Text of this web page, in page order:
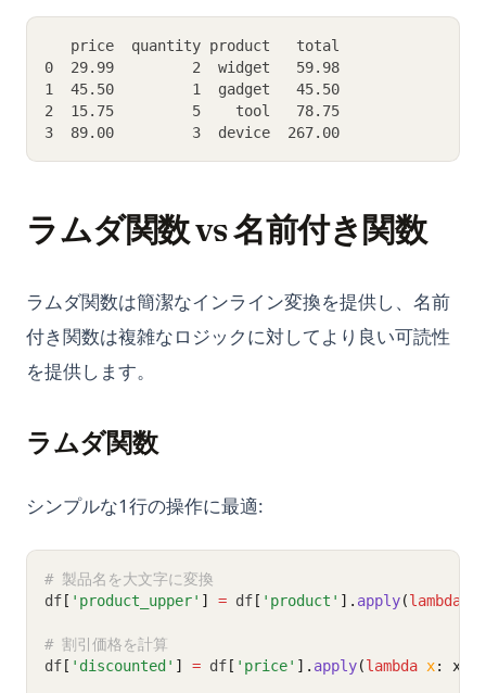
   price  quantity product   total
0  29.99         2  widget   59.98
1  45.50         1  gadget   45.50
2  15.75         5    tool   78.75
3  89.00         3  device  267.00
ラムダ関数 vs 名前付き関数
ラムダ関数は簡潔なインライン変換を提供し、名前
付き関数は複雑なロジックに対してより良い可読性
を提供します。
ラムダ関数
シンプルな1行の操作に最適:
# 製品名を大文字に変換
df [ 'product_upper' ] = df [ 'product' ]. apply(lambda
# 割引価格を計算
df [ 'discounted' ] = df [ 'price' ]. apply(lambda x: x